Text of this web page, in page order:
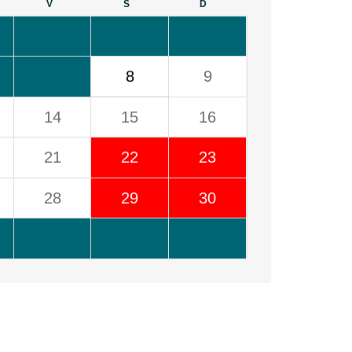
V S D
8 9
14 15 16
21 22 23
28 29 30